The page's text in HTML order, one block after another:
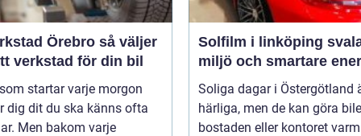
Örebro så väljer
verkstad för din bil
startar varje morgon
dig dit du ska känns ofta
Men bakom varje
Solfilm i linköping svalare
miljö och smartare
Soliga dagar i Östergötland
härliga, men de kan göra
bostaden eller kontoret